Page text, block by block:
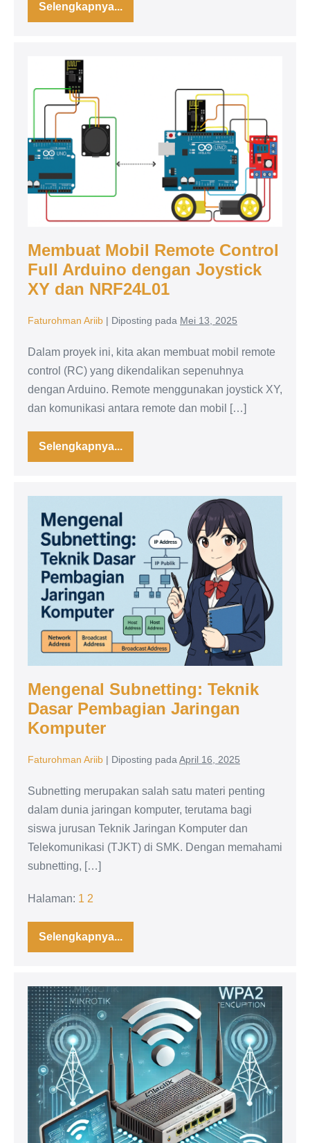
Selengkapnya...
Belajar
Konfigurasi
Pakai
CLI
Membuat
Remote
Full
Arduino
dengan
Joystick
NRF24L01
Membuat Mobil Remote Control
Full Arduino dengan Joystick
XY dan NRF24L01
Faturohman Ariib | Diposting pada Mei 13, 2025
Dalam proyek ini, kita akan membuat mobil remote
control (RC) yang dikendalikan sepenuhnya
dengan Arduino. Remote menggunakan joystick XY,
dan komunikasi antara remote dan mobil […]
Selengkapnya...
Membuat
Mobil
Full
dengan
Joystick
XY
dan
NRF24L01
Subnetting:
Teknik
Dasar
Pembagian
Jaringan
Komputer
Mengenal Subnetting: Teknik
Dasar Pembagian Jaringan
Komputer
Faturohman Ariib | Diposting pada April 16, 2025
Subnetting merupakan salah satu materi penting
dalam dunia jaringan komputer, terutama bagi
siswa jurusan Teknik Jaringan Komputer dan
Telekomunikasi (TJKT) di SMK. Dengan memahami
subnetting, […]
Halaman: 1 2
Selengkapnya...
Mengenal
Subnetting:
Pembagian
Jaringan
Komputer
Panduan
Lengkap
Jaringan
Wireless
MikroTik:
Dasar
hingga
Konfigurasi